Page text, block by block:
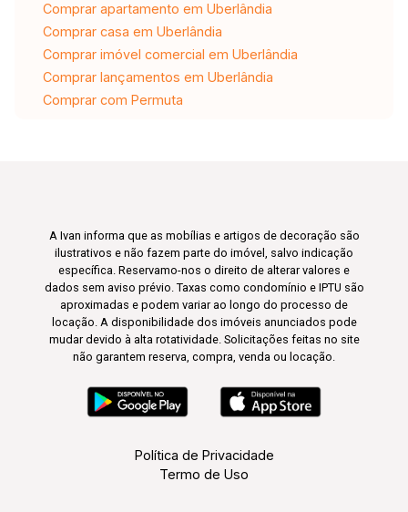
Comprar apartamento em Uberlândia
Comprar casa em Uberlândia
Comprar imóvel comercial em Uberlândia
Comprar lançamentos em Uberlândia
Comprar com Permuta
A Ivan informa que as mobílias e artigos de decoração são
ilustrativos e não fazem parte do imóvel, salvo indicação
específica. Reservamo-nos o direito de alterar valores e
dados sem aviso prévio. Taxas como condomínio e IPTU são
aproximadas e podem variar ao longo do processo de
locação. A disponibilidade dos imóveis anunciados pode
mudar devido à alta rotatividade. Solicitações feitas no site
não garantem reserva, compra, venda ou locação.
Política de Privacidade
Termo de Uso